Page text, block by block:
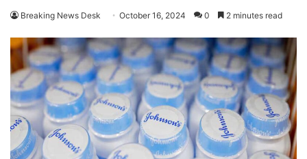
Breaking News Desk October 16, 2024 0 2 minutes read